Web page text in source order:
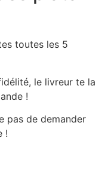
toutes les 5
le livreur te la
!
pas de demander
!